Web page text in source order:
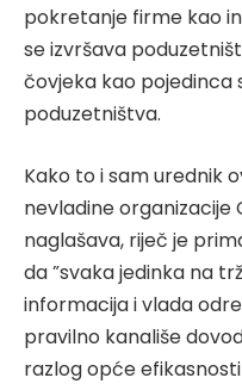
pokretanje firme kao
se izvršava
čovjeka kao
poduzetništva.
Kako to i sam urednik
nevladine organizacije
naglašava, riječ je
da ”svaka jedinka na
informacija i vlada
pravilno kanališe
razlog opće efikasnosti